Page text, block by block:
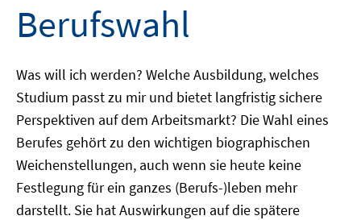
Berufswahl
Was will ich werden? Welche Ausbildung, welches
Studium passt zu mir und bietet langfristig sichere
Perspektiven auf dem Arbeitsmarkt? Die Wahl eines
Berufes gehört zu den wichtigen biographischen
Weichenstellungen, auch wenn sie heute keine
Festlegung für ein ganzes (Berufs-)leben mehr
darstellt. Sie hat Auswirkungen auf die spätere